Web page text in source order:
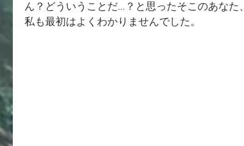
ん？どういうことだ...？と思ったそこのあなた、
私も最初はよくわかりませんでした。